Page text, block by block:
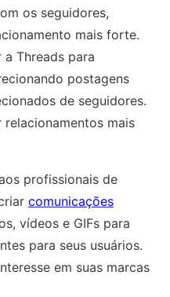
os seguidores,
mais forte.
Threads para
postagens
de seguidores.
mais
profissionais de
comunicações
vídeos e GIFs para
para seus usuários.
em suas marcas